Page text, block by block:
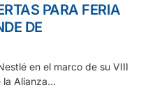
PARA FERIA
DE
en el marco de su VIII
la Alianza…